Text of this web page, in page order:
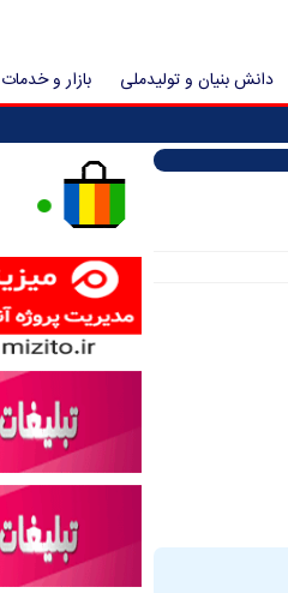
دانش بنیان و تولیدملی بازار و خدمات